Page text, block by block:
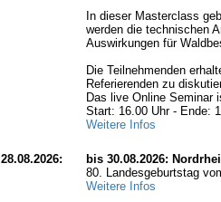
In dieser Masterclass
werden die technischen
Auswirkungen für
Die Teilnehmenden
Referierenden zu
Das live Online Seminar
Start: 16.00 Uhr - Ende:
Weitere Infos
28.08.2026:
bis 30.08.2026:
80. Landesgeburtstag
Weitere Infos